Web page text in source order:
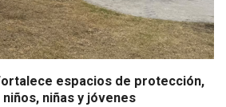
espacios de protección,
niñas y jóvenes